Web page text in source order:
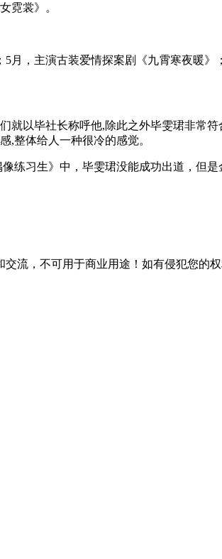
霓裳》。
，主演古装爱情探案剧《九霄寒夜暖》
以毕社长称呼他,除此之外毕雯珺非常
,整体给人一种很冷的感觉。
习生》中，毕雯珺没能成功出道，但
流，不可用于商业用途！如有侵犯您的